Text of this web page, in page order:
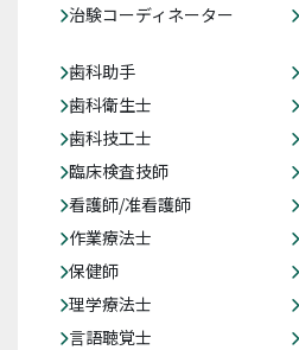
治験コーディネーター
歯科助手
歯科衛生士
歯科技工士
臨床検査技師
看護師/准看護師
作業療法士
保健師
理学療法士
言語聴覚士